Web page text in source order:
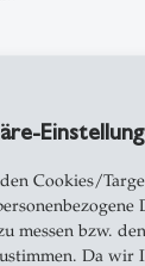
Cookies/
messen bzw.
Da wir
Werte
des 80.